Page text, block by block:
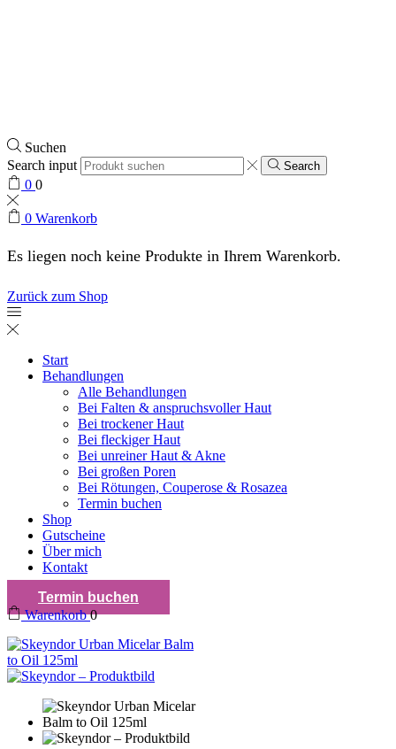
Suchen
Search input
Search
0 0
0 Warenkorb
Es liegen noch keine Produkte in Ihrem Warenkorb.
Zurück zum Shop
Start
Behandlungen
Alle Behandlungen
Bei Falten & anspruchsvoller Haut
Bei trockener Haut
Bei fleckiger Haut
Bei unreiner Haut & Akne
Bei großen Poren
Bei Rötungen, Couperose & Rosazea
Termin buchen
Shop
Gutscheine
Über mich
Kontakt
Termin buchen
Warenkorb0